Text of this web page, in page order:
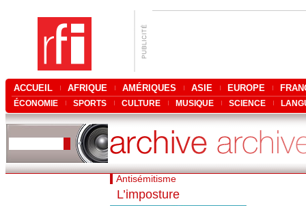
ACCUEIL AFRIQUE AMÉRIQUES ASIE EUROPE
ÉCONOMIE SPORTS CULTURE MUSIQUE SCIENCE
Antisémitisme
L’imposture